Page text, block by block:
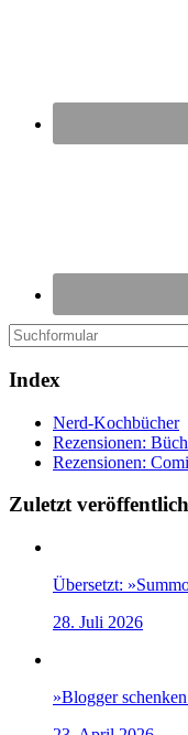
Index
Nerd-Kochbücher
Rezensionen:
Rezensionen:
Zuletzt
Übersetzt:
28. Juli 2026
»Blogger